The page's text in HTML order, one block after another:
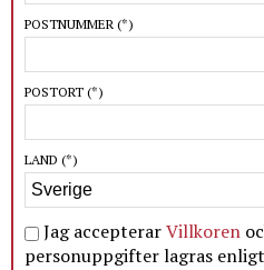
POSTNUMMER (*)
POSTORT (*)
LAND (*)
Jag accepterarVillkoren
personuppgifter lagras